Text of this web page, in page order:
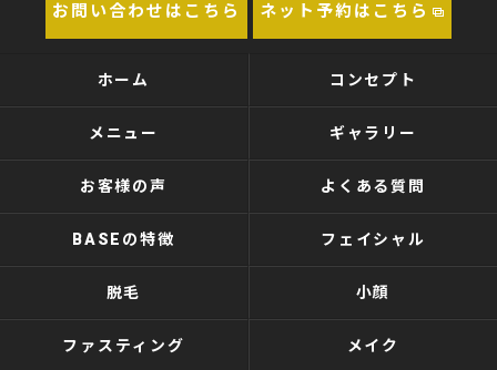
お問い合わせはこちら ネット予約はこちら
ホーム コンセプト
メニュー ギャラリー
お客様の声 よくある質問
BASEの特徴 フェイシャル
脱毛 小顔
ファスティング メイク